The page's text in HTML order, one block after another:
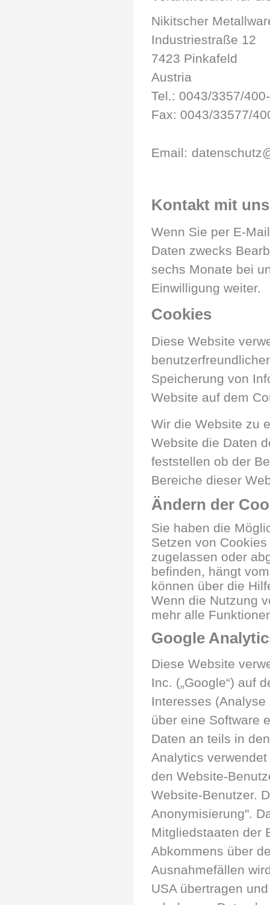
Nikitscher
Industriestraße 12
7423 Pinkafeld
Austria
Tel.: 0043/3357/
Fax: 0043/33577/
Email:
Kontakt mit uns
Wenn Sie per E-
Daten zwecks
sechs Monate bei
Einwilligung weiter.
Cookies
Diese Website
Speicherung von
Website auf dem
Wir die Website zu
Website die Daten
feststellen ob der
Bereiche dieser
Ändern der
Sie haben die
Setzen von
zugelassen oder
befinden, hängt
können über die
Wenn die Nutzung
mehr alle
Google
Diese Website
Inc. („Google“) auf
Interesses
über eine Software
Daten an teils in
Analytics
den Website-
Website-Benutzer.
Anonymisierung".
Mitgliedstaaten der
Abkommens über
Ausnahmefällen
USA übertragen